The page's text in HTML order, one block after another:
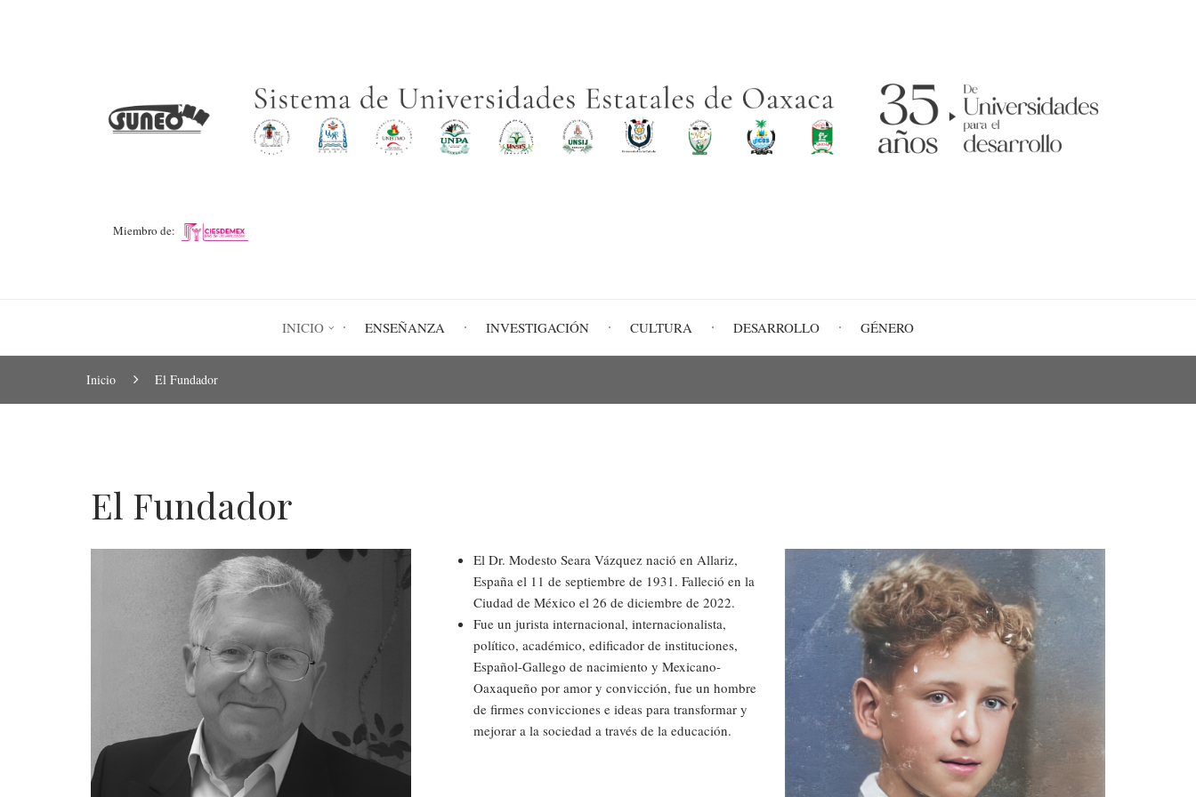
Miembro de:
INICIO ENSEÑANZA INVESTIGACIÓN CULTURA DESARROLLO GÉNERO
Ruta
Inicio El Fundador
El Fundador
Fundador
El Dr. Modesto Seara Vázquez nació en Allariz,
España el 11 de septiembre de 1931. Falleció en la
Ciudad de México el 26 de diciembre de 2022.
Fue un jurista internacional, internacionalista,
político, académico, edificador de instituciones,
Español-Gallego de nacimiento y Mexicano-
Oaxaqueño por amor y convicción, fue un hombre
de firmes convicciones e ideas para transformar y
mejorar a la sociedad a través de la educación.